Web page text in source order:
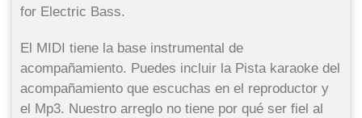
for Electric Bass.
El MIDI tiene la base instrumental de
acompañamiento. Puedes incluir la Pista karaoke del
acompañamiento que escuchas en el reproductor y
el Mp3. Nuestro arreglo no tiene por qué ser fiel al